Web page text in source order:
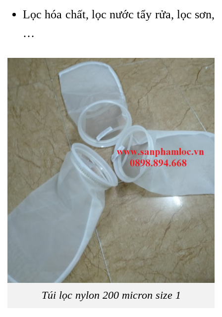
Lọc hóa chất, lọc nước tẩy rửa, lọc sơn,
…
Túi lọc nylon 200 micron size 1